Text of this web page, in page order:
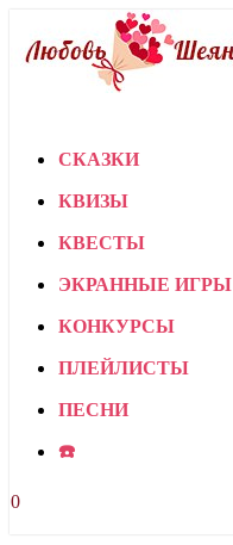
СКАЗКИ
КВИЗЫ
КВЕСТЫ
ЭКРАННЫЕ ИГРЫ
КОНКУРСЫ
ПЛЕЙЛИСТЫ
ПЕСНИ
☎️
0